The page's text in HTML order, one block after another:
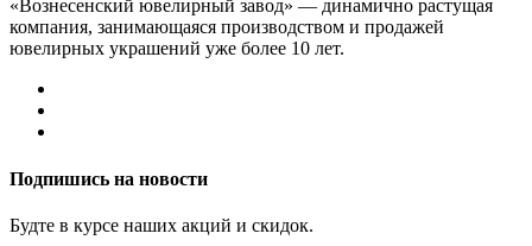
«Вознесенский ювелирный завод» — динамично растущая
компания, занимающаяся производством и продажей
ювелирных украшений уже более 10 лет.
Подпишись на новости
Будте в курсе наших акций и скидок.